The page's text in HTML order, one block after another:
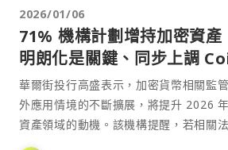
2026/01/06
71% 機構計劃增持加密資產
明朗化是關鍵、同步上調
華爾街投行高盛表示，加密貨幣相關監
外應用情境的不斷擴展，將提升 2026
資產領域的動機。該機構提醒，若相關